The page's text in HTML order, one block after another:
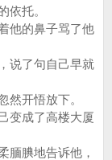
依托。
他的鼻子骂了他
说了句自己早就
开悟放下。
变成了高楼大厦
腆地告诉他，